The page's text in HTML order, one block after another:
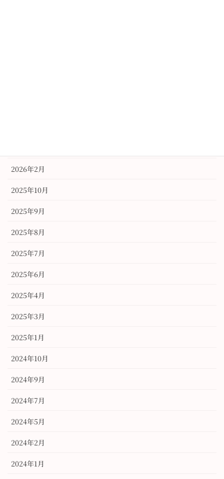
2026年2月
2025年10月
2025年9月
2025年8月
2025年7月
2025年6月
2025年4月
2025年3月
2025年1月
2024年10月
2024年9月
2024年7月
2024年5月
2024年2月
2024年1月